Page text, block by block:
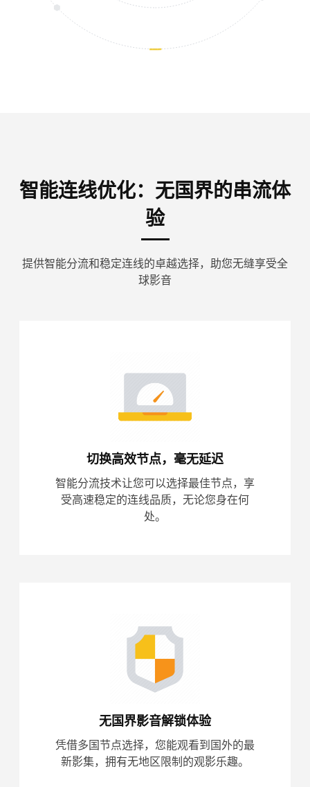
智能连线优化：无国界的串流体
验
提供智能分流和稳定连线的卓越选择，助您无缝享受全
球影音
切换高效节点，毫无延迟
智能分流技术让您可以选择最佳节点，享
受高速稳定的连线品质，无论您身在何
处。
无国界影音解锁体验
凭借多国节点选择，您能观看到国外的最
新影集，拥有无地区限制的观影乐趣。